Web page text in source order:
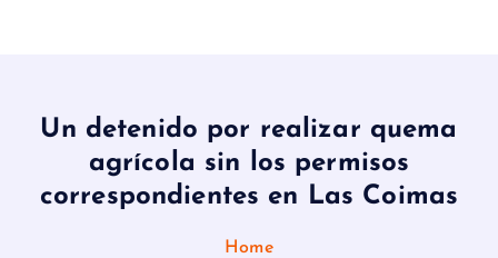
Un detenido por realizar quema
agrícola sin los permisos
correspondientes en Las Coimas
Home